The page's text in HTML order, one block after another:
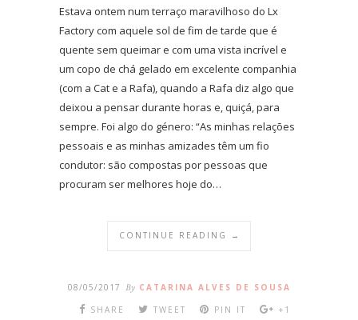
Estava ontem num terraço maravilhoso do Lx
Factory com aquele sol de fim de tarde que é
quente sem queimar e com uma vista incrível e
um copo de chá gelado em excelente companhia
(com a Cat e a Rafa), quando a Rafa diz algo que
deixou a pensar durante horas e, quiçá, para
sempre. Foi algo do género: “As minhas relações
pessoais e as minhas amizades têm um fio
condutor: são compostas por pessoas que
procuram ser melhores hoje do…
CONTINUE READING →
08/05/2017 By CATARINA ALVES DE SOUSA
SHARE
TWEET PIN IT +1